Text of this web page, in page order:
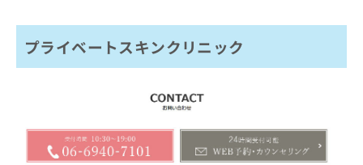
プライベートスキンクリニック